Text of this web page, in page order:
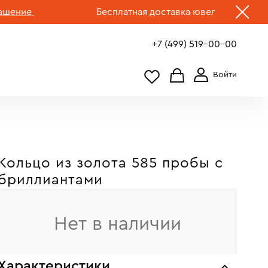
Бесплатная доставка ювелирных изделий
+7 (499) 519-00-00
Кольцо из золота 585 пробы с
Нет в наличии